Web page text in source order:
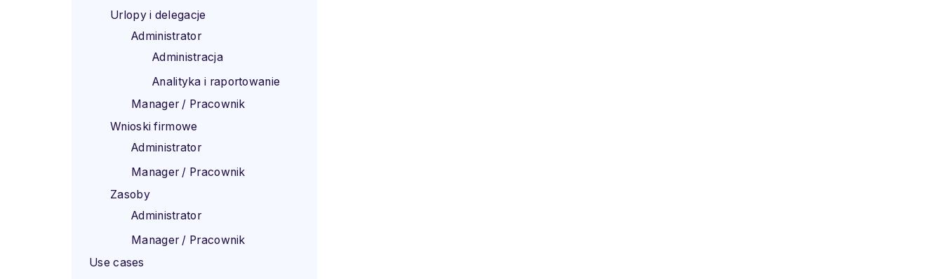
Urlopy i delegacje
Administrator
Administracja
Analityka i raportowanie
Manager / Pracownik
Wnioski firmowe
Administrator
Manager / Pracownik
Zasoby
Administrator
Manager / Pracownik
Use cases